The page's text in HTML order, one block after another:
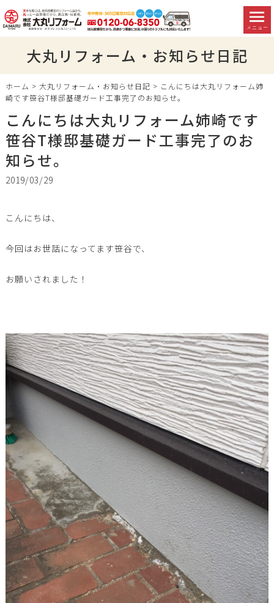
メニュー
大丸リフォーム・お知らせ日記
ホーム > 大丸リフォーム・お知らせ日記 > こんにちは大丸リフォーム姉
崎です笹谷T様邸基礎ガード工事完了のお知らせ。
こんにちは大丸リフォーム姉崎です
笹谷T様邸基礎ガード工事完了のお
知らせ。
2019/03/29
こんにちは、
今回はお世話になってます笹谷で、
お願いされました！